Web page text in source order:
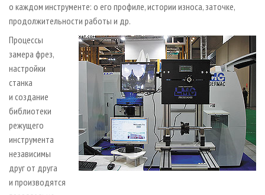
о каждом инструменте: о его профиле, истории износа, заточке,
продолжительности работы и др.
Процессы
замера фрез,
настройки
станка
и создание
библиотеки
режущего
инструмента
независимы
друг от друга
и производятся